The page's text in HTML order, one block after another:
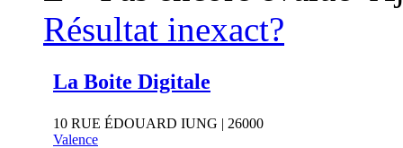
Résultat inexact?
La Boite Digitale
10 RUE ÉDOUARD IUNG | 26000
Valence